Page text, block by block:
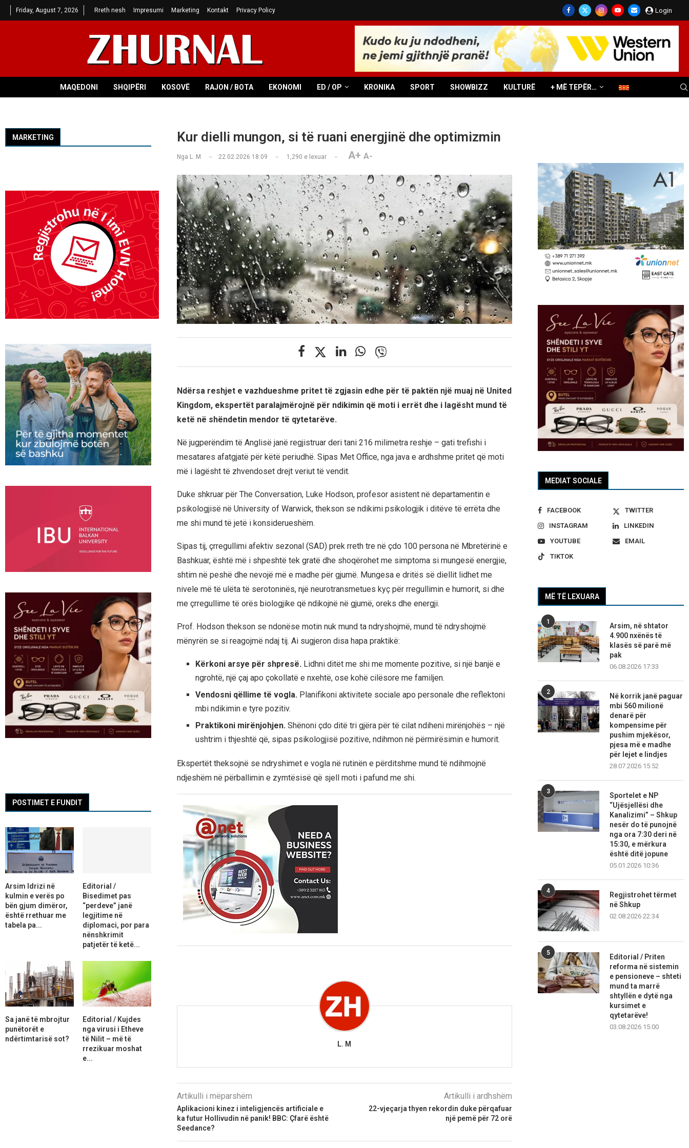
Friday, August 7, 2026 Rreth nesh Impresumi Marketing Kontakt Privacy Policy Login
MAQEDONI SHQIPËRI KOSOVË RAJON / BOTA EKONOMI ED / OP KRONIKA SPORT SHOWBIZZ KULTURË + MË TEPËR…
Kur dielli mungon, si të ruani energjinë dhe optimizmin
Nga L. M 22.02.2026 18:09 1,290 e lexuar A+ A-
Ndërsa reshjet e vazhdueshme pritet të zgjasin edhe për të paktën një muaj në United
Kingdom, ekspertët paralajmërojnë për ndikimin që moti i errët dhe i lagësht mund të
ketë në shëndetin mendor të qytetarëve.
Në jugperëndim të Anglisë janë regjistruar deri tani 216 milimetra reshje – gati trefishi i
mesatares afatgjatë për këtë periudhë. Sipas Met Office, nga java e ardhshme pritet që moti
më i lagësht të zhvendoset drejt veriut të vendit.
Duke shkruar për The Conversation, Luke Hodson, profesor asistent në departamentin e
psikologjisë në University of Warwick, thekson se ndikimi psikologjik i ditëve të errëta dhe
me shi mund të jetë i konsiderueshëm.
Sipas tij, çrregullimi afektiv sezonal (SAD) prek rreth tre në çdo 100 persona në Mbretërinë e
Bashkuar, është më i shpeshtë tek gratë dhe shoqërohet me simptoma si mungesë energjie,
shtim në peshë dhe nevojë më e madhe për gjumë. Mungesa e dritës së diellit lidhet me
nivele më të ulëta të serotoninës, një neurotransmetues kyç për rregullimin e humorit, si dhe
me çrregullime të orës biologjike që ndikojnë në gjumë, oreks dhe energji.
Prof. Hodson thekson se ndonëse motin nuk mund ta ndryshojmë, mund të ndryshojmë
mënyrën se si reagojmë ndaj tij. Ai sugjeron disa hapa praktikë:
Kërkoni arsye për shpresë. Lidhni ditët me shi me momente pozitive, si një banjë e
ngrohtë, një çaj apo çokollatë e nxehtë, ose kohë cilësore me familjen.
Vendosni qëllime të vogla. Planifikoni aktivitete sociale apo personale dhe reflektoni
mbi ndikimin e tyre pozitiv.
Praktikoni mirënjohjen. Shënoni çdo ditë tri gjëra për të cilat ndiheni mirënjohës – një
ushtrim i thjeshtë që, sipas psikologjisë pozitive, ndihmon në përmirësimin e humorit.
Ekspertët theksojnë se ndryshimet e vogla në rutinën e përditshme mund të ndihmojnë
ndjeshëm në përballimin e zymtësisë që sjell moti i pafund me shi.
L. M
Artikulli i mëparshëm
Aplikacioni kinez i inteligjencës artificiale e
ka futur Hollivudin në panik! BBC: Çfarë është
Seedance?
Artikulli i ardhshëm
22-vjeçarja thyen rekordin duke përqafuar
një pemë për 72 orë
MEDIAT SOCIALE
FACEBOOK
TWITTER
INSTAGRAM
LINKEDIN
YOUTUBE
EMAIL
TIKTOK
MË TË LEXUARA
1
Arsim, në shtator
4.900 nxënës të
klasës së parë më
pak
06.08.2026 17:33
2
Në korrik janë paguar
mbi 560 milionë
denarë për
kompensime për
pushim mjekësor,
pjesa më e madhe
për lejet e lindjes
28.07.2026 15:52
3
Sportelet e NP
“Ujësjellësi dhe
Kanalizimi” – Shkup
nesër do të punojnë
nga ora 7:30 deri në
15:30, e mërkura
është ditë jopune
05.01.2026 10:36
4
Regjistrohet tërmet
në Shkup
02.08.2026 22:34
5
Editorial / Priten
reforma në sistemin
e pensioneve – shteti
mund ta marrë
shtyllën e dytë nga
kursimet e
qytetarëve!
03.08.2026 15:00
MARKETING
POSTIMET E FUNDIT
Arsim Idrizi në
kulmin e verës po
bën gjum dimëror,
është rrethuar me
tabela pa...
Editorial /
Bisedimet pas
“perdeve” janë
legjitime në
diplomaci, por para
nënshkrimit
patjetër të ketë...
Sa janë të mbrojtur
punëtorët e
ndërtimtarisë sot?
Editorial / Kujdes
nga virusi i Etheve
të Nilit – më të
rrezikuar moshat
e...